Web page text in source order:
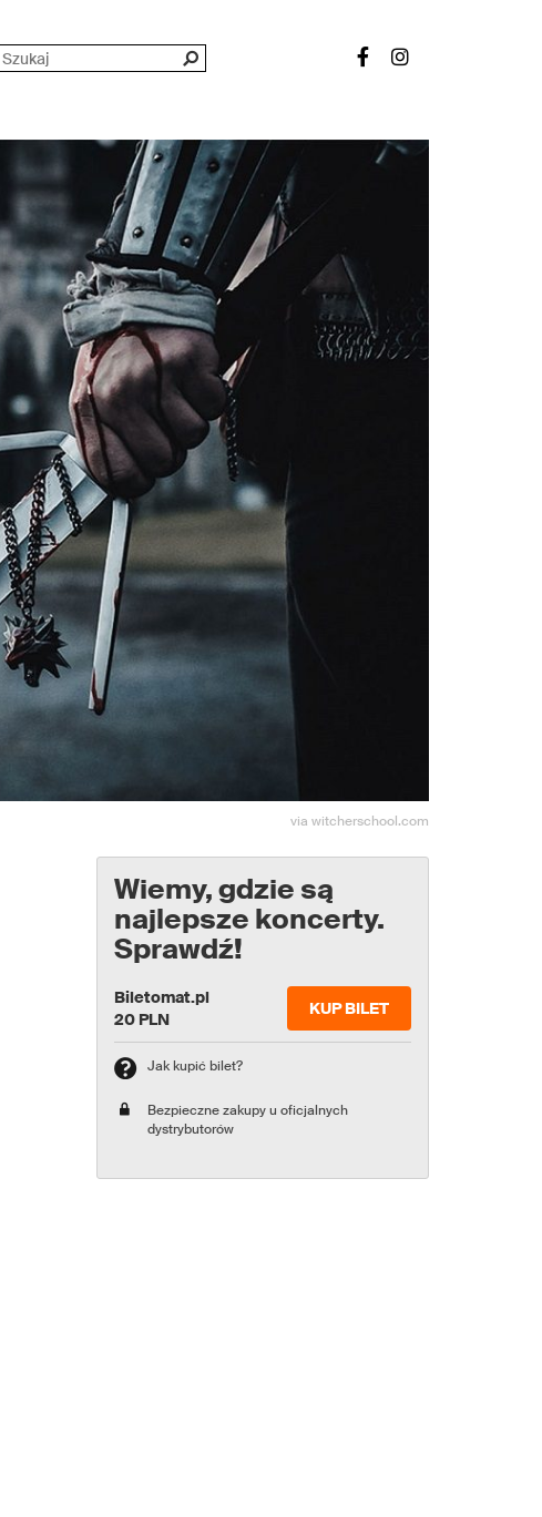
via witcherschool.com
Wiemy, gdzie są
najlepsze koncerty.
Sprawdź!
Biletomat.pl
20 PLN
KUP BILET
Jak kupić bilet?
Bezpieczne zakupy u oficjalnych
dystrybutorów